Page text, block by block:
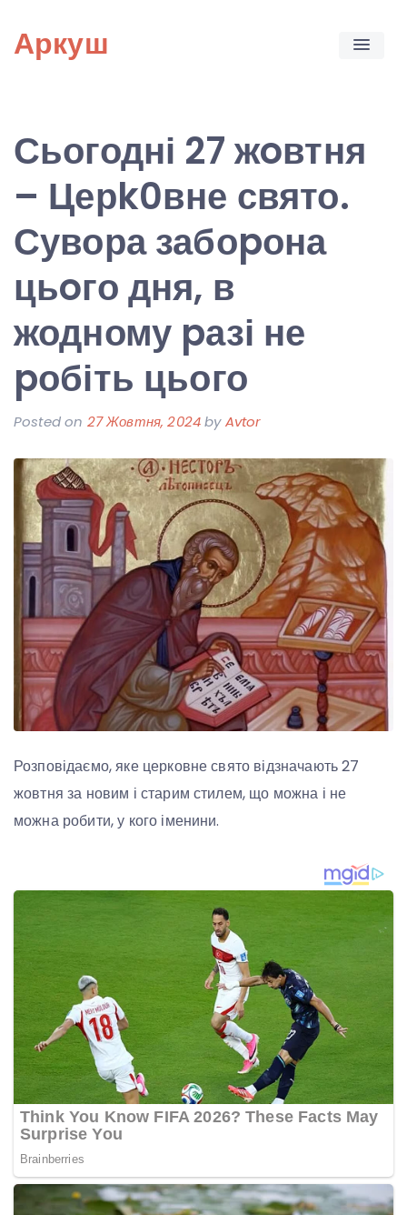
content
Аркуш
Сьогодні 27 жoвтня
– Церk0вне свято.
Сувора забоpона
цьoго дня, в
жодному pазі не
pобіть цього
Posted on 27 Жовтня, 2024byAvtor
Розповідаємо, яке церковне свято відзначають 27
жовтня за новим і старим стилем, що можна і не
можна робити, у кого іменини.